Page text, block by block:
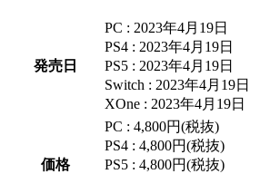
発売日
PC : 2023年4月19日
PS4 : 2023年4月19日
PS5 : 2023年4月19日
Switch : 2023年4月19日
XOne : 2023年4月19日
価格
PC : 4,800円(税抜)
PS4 : 4,800円(税抜)
PS5 : 4,800円(税抜)